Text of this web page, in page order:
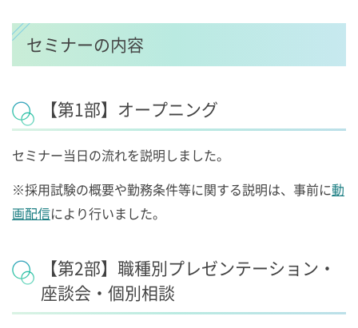
セミナーの内容
【第1部】オープニング
セミナー当日の流れを説明しました。
※採用試験の概要や勤務条件等に関する説明は、事前に動
画配信により行いました。
【第2部】職種別プレゼンテーション・
座談会・個別相談